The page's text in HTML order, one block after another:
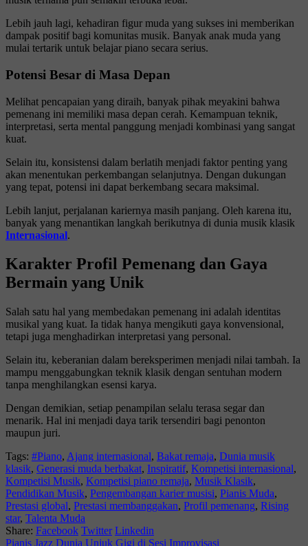
Lebih jauh lagi, kehadiran figur muda yang sukses ini memberikan
dampak positif bagi komunitas musik. Banyak anak muda yang
mulai tertarik untuk belajar piano secara serius.
Potensi Besar di Masa Depan
Melihat pencapaian yang diraih, banyak pihak meyakini bahwa
pemenang ini memiliki masa depan cerah. Kemampuan teknik,
interpretasi, serta mental panggung menjadi kombinasi yang sangat
kuat.
Selain itu, konsistensi dalam berlatih menjadi faktor penting yang
akan menentukan perkembangan selanjutnya. Dengan dukungan
yang tepat, potensi ini dapat berkembang secara maksimal.
Lebih lanjut, perjalanan kariernya masih panjang. Oleh karena itu,
banyak yang menantikan langkah berikutnya di dunia musik klasik
Internasional.
Karakter Profil Pemenang dan Gaya
Bermain yang Unik
Salah satu hal yang membedakan pemenang ini adalah identitas
musikal yang kuat. Ia tidak hanya mengikuti gaya konvensional,
tetapi juga menghadirkan interpretasi yang personal.
Selain itu, keberanian dalam bereksperimen menjadi nilai tambah. Ia
mampu menggabungkan teknik klasik dengan sentuhan modern
tanpa menghilangkan esensi karya.
Dengan demikian, setiap penampilan selalu terasa segar dan
menarik. Hal ini menjadi daya tarik tersendiri bagi penonton
maupun juri.
Tags: #Piano, Ajang internasional, Bakat remaja, Dunia musik
klasik, Generasi muda berbakat, Inspiratif, Kompetisi internasional,
Kompetisi Musik, Kompetisi piano remaja, Musik Klasik,
Pendidikan Musik, Pengembangan karier musisi, Pianis Muda,
Prestasi global, Prestasi membanggakan, Profil pemenang, Rising
star, Talenta Muda
Share: Facebook Twitter Linkedin
Pianis Jazz Dunia Unjuk Gigi di Sesi Improvisasi